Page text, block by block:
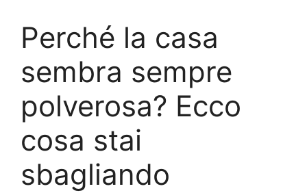
Perché la casa
sembra sempre
polverosa? Ecco
cosa stai
sbagliando